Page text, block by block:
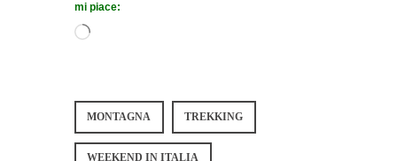
mi piace:
MONTAGNA TREKKING
WEEKEND IN ITALIA